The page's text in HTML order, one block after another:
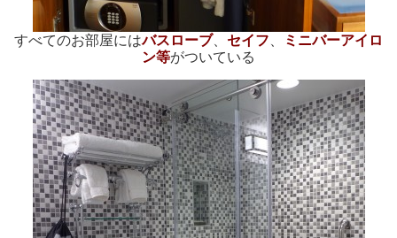
すべてのお部屋にはバスローブ、 セイフ
ミニバーアイロ
ン等がついている